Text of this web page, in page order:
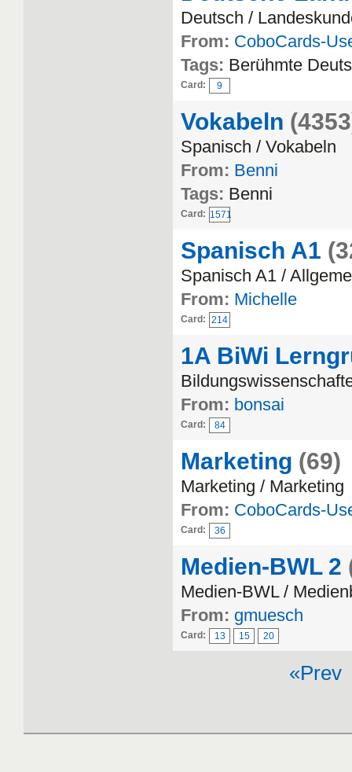
Deutsch /
From: CoboCards-
Tags: Berühmte
Card: 9
Vokabeln
Spanisch / Vokabeln
From: Benni
Tags: Benni
Card: 1571
Spanisch A1
Spanisch A1 /
From: Michelle
Card: 214
1A BiWi
From: bonsai
Card: 84
Marketing (69)
Marketing / Marketing
From: CoboCards-
Card: 36
Medien-BWL 2
Medien-BWL /
From: gmuesch
Card: 13 15 20
«Prev